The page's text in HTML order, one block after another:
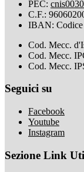
PEC:
C.F.:
IBAN:
Cod. Mecc.
Cod. Mecc.
Cod. Mecc.
Seguici su
Facebook
Youtube
Instagram
Sezione Link